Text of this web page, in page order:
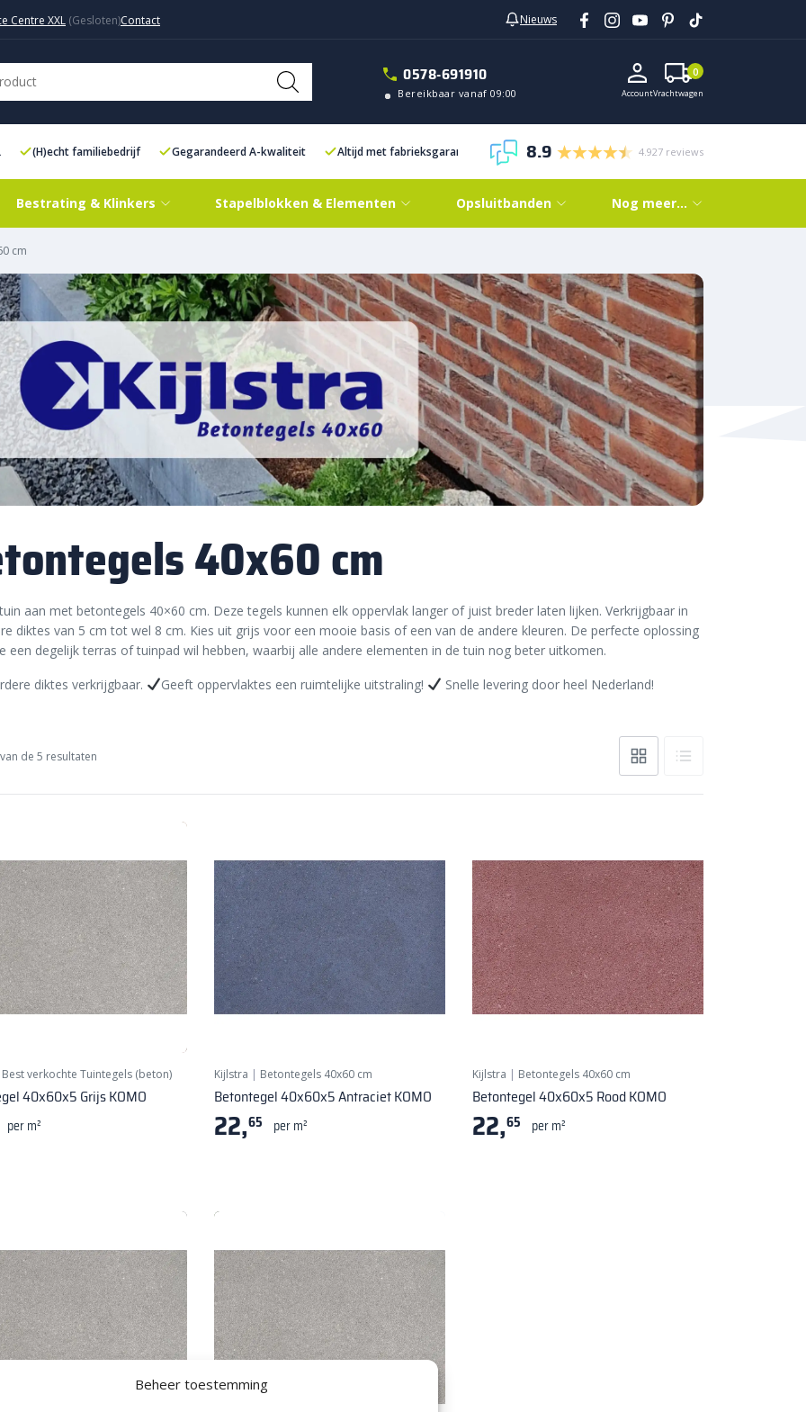
Beheer toestemming
Centre XXL Contact Nieuws
0578-691910
Bereikbaar vanaf 09:00 AccountVrachtwagen
0
(H)echt familiebedrijf Gegarandeerd A-kwaliteit Altijd met fabrieksgarantie 8.9 4.927 reviews
Bestrating & Klinkers Stapelblokken & Elementen Opsluitbanden Nog meer…
cm
40x60 cm
aan met betontegels 40×60 cm. Deze tegels kunnen elk oppervlak langer of juist breder laten lijken. Verkrijgbaar in
diktes van 5 cm tot wel 8 cm. Kies uit grijs voor een mooie basis of een van de andere kleuren. De perfecte oplossing
een degelijk terras of tuinpad wil hebben, waarbij alle andere elementen in de tuin nog beter uitkomen.
diktes verkrijgbaar.
Geeft oppervlaktes een ruimtelijke uitstraling! Snelle levering door heel Nederland!
van de 5 resultaten
Best verkochte Tuintegels (beton)
40x60x5 Grijs KOMO
per m²
Kijlstra | Betontegels 40x60 cm
Betontegel 40x60x5 Antraciet KOMO
22,65 per m²
Kijlstra | Betontegels 40x60 cm
Betontegel 40x60x5 Rood KOMO
22,65 per m²